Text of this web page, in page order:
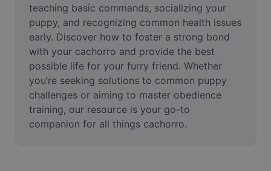
Remover plano de fundo de vídeo
Aprimorar qualidade
Editor de Video
Cortar Vídeo
Adicionar Legendas ao Vídeo
teaching basic commands, socializing your
puppy, and recognizing common health issues
early. Discover how to foster a strong bond
with your cachorro and provide the best
possible life for your furry friend. Whether
you’re seeking solutions to common puppy
challenges or aiming to master obedience
training, our resource is your go-to
companion for all things cachorro.